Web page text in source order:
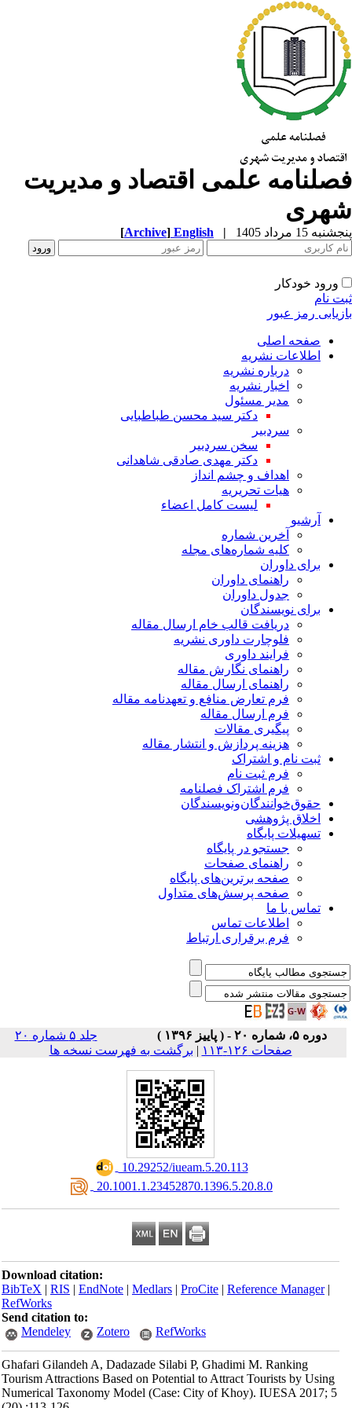
علمی اقتصاد و مدیریت
15 مرداد 1405 |
English
[Archive]
ورود خودکار
نام
رمز عبور
صفحه اصلی
اطلاعات نشریه
درباره نشریه
اخبار نشریه
مدیر مسئول
دکتر سید محسن طباطبایی
سردبیر
سخن سردبیر
دکتر مهدی صادقی شاهدانی
اهداف و چشم انداز
هیات تحریریه
لیست کامل اعضاء
آرشیو
آخرین شماره
کلیه شماره‌های مجله
برای داوران
راهنمای داوران
جدول داوران
برای نویسندگان
دریافت قالب خام ارسال مقاله
فلوچارت داوری نشریه
فرایند داوری
راهنمای نگارش مقاله
راهنمای ارسال مقاله
فرم تعارض منافع و تعهدنامه مقاله
فرم ارسال مقاله
پیگیری مقالات
هزینه پردازش و انتشار مقاله
ثبت نام و اشتراک
فرم ثبت نام
فرم اشتراک فصلنامه
حقوق‌خوانندگان‌و‌نویسندگان
اخلاق پژوهشی
تسهیلات پایگاه
جستجو در پایگاه
راهنمای صفحات
صفحه برترین‌های پایگاه
صفحه پرسش‌های متداول
تماس با ما
اطلاعات تماس
فرم برقراری ارتباط
دوره ۵، شماره ۲۰ - ( پاییز ۱۳۹۶ )
جلد ۵ شماره ۲۰
صفحات ۱۲۶-۱۱۳
| برگشت به فهرست نسخه ها
‎ 10.29252/iueam.5.20.113
‎ 20.1001.1.23452870.1396.5.20.8.0
Download citation:
BibTeX|RIS|EndNote|Medlars|ProCite|Reference Manager
RefWorks
Send citation to:
Mendeley
Zotero RefWorks
Ghafari Gilandeh A, Dadazade Silabi P, Ghadimi M. Ranking
Tourism Attractions Based on Potential to Attract Tourists by Using
Numerical Taxonomy Model (Case: City of Khoy). IUESA 2017; 5